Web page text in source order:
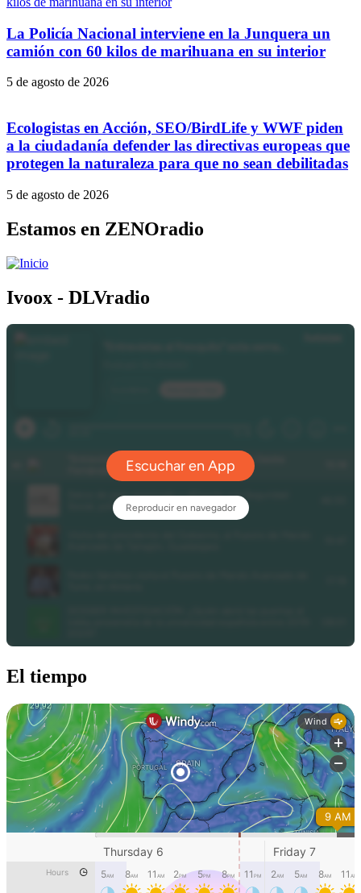
La Policía Nacional interviene en la Junquera un
camión con 60 kilos de marihuana en su interior
5 de agosto de 2026
Ecologistas en Acción, SEO/BirdLife y WWF piden
a la ciudadanía defender las directivas europeas que
protegen la naturaleza para que no sean debilitadas
5 de agosto de 2026
Estamos en ZENOradio
Ivoox - DLVradio
El tiempo